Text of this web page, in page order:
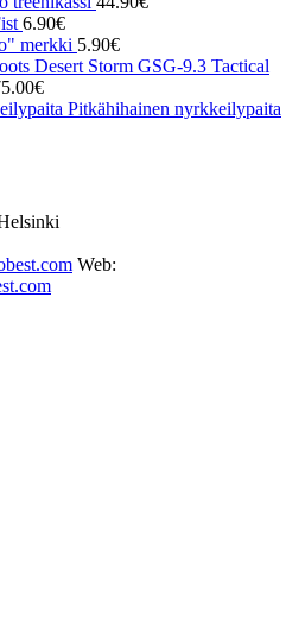
6.90€
merkki 5.90€
GSG-9.3 Tactical
€
Pitkähihainen nyrkkeilypaita
Web: